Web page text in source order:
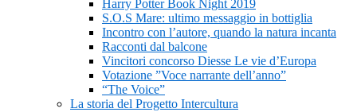
Harry Potter Book Night 2019
S.O.S Mare: ultimo messaggio in bottiglia
Incontro con l’autore, quando la natura incanta
Racconti dal balcone
Vincitori concorso Diesse Le vie d’Europa
Votazione ”Voce narrante dell’anno”
“The Voice”
La storia del Progetto Intercultura